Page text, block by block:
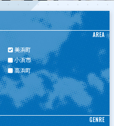
AREA
美浜町
小浜市
高浜町
GENRE